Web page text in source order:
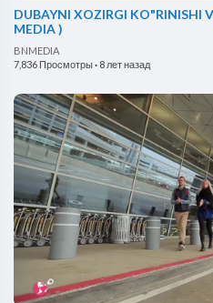
DUBAYNI XOZIRGI KO"RINISHI
MEDIA )
BNMEDIA
7,836 Просмотры· 8 лет назад